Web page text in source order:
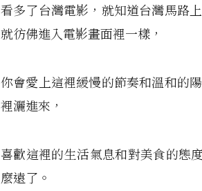
看多了台灣電影，就知道台灣馬路
就彷佛進入電影畫面裡一樣，
你會愛上這裡緩慢的節奏和溫和的
裡灑進來，
喜歡這裡的生活氣息和對美食的態
麼遠了。